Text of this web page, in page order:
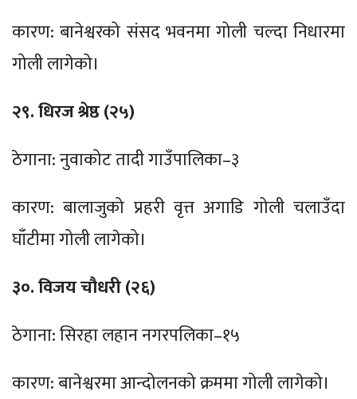
कारण: बानेश्वरको संसद भवनमा गोली चल्दा निधारमा
गोली लागेको।
२९. धिरज श्रेष्ठ (२५)
ठेगाना: नुवाकोट तादी गाउँपालिका–३
कारण: बालाजुको प्रहरी वृत्त अगाडि गोली चलाउँदा
घाँटीमा गोली लागेको।
३०. विजय चौधरी (२६)
ठेगाना: सिरहा लहान नगरपलिका–१५
कारण: बानेश्वरमा आन्दोलनको क्रममा गोली लागेको।